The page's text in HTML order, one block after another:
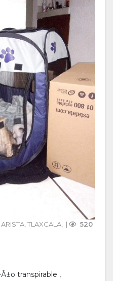
, TLAXCALA, |
520
transpirable ,